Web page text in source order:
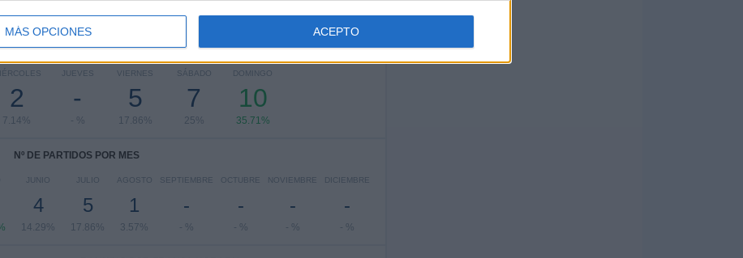
MÁS OPCIONES ACEPTO
PARTIDOS POR DÍA DE LA SEMANA
2
7.14%
JUEVES
-
- %
VIERNES
5
17.86%
SÁBADO
7
25%
DOMINGO
10
35.71%
Nº DE PARTIDOS POR MES
JUNIO
4
14.29%
JULIO
5
17.86%
AGOSTO
1
3.57%
SEPTIEMBRE
-
- %
OCTUBRE
-
- %
NOVIEMBRE
-
- %
DICIEMBRE
-
- %